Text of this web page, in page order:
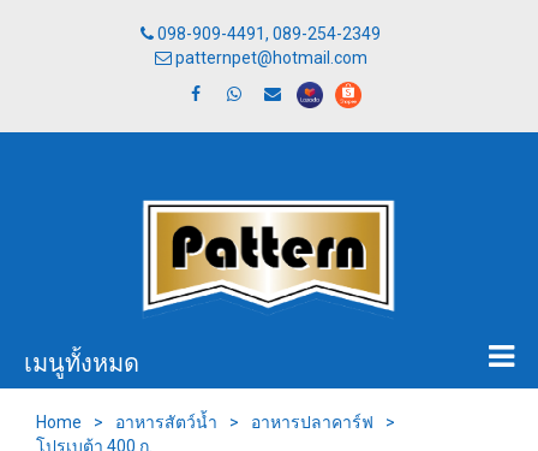
098-909-4491, 089-254-2349
patternpet@hotmail.com
เมนูทั้งหมด
Home > อาหารสัตว์น้ำ > อาหารปลาคาร์ฟ
>
โปรเบต้า 400 ก.